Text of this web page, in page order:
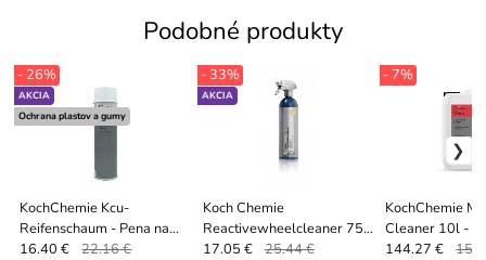
Podobné produkty
KochChemie Kcu-
Reifenschaum - Pena na
ošetrenie pneumatík -
AKCIA
Ochrana plastov a gumy
- 26%
16.40 € 22.16 €
Koch Chemie
Reactivewheelcleaner 750
ml - Čistič diskov kolies s
AKCIA
- 33%
17.05 € 25.44 €
KochChemie
Cleaner 10l -
neutrálnym pH
- 7%
144.27 €